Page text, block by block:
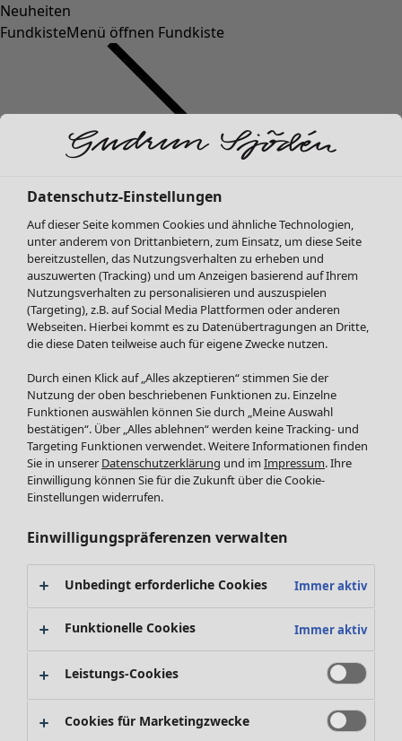
Neuheiten
FundkisteMenü öffnen Fundkiste
Alle anzeigen
Kleider
Tuniken
Blusen
Pullover & Shirts
Strickjacken
Röcke
Jacken & Mäntel
Leggings /Strumpfhosen
Accessoires
Schuhe
Bademode
SALE Zuhause
Dekoration
Teppiche
Datenschutz-Einstellungen
Auf dieser Seite kommen Cookies und ähnliche Technologien,
unter anderem von Drittanbietern, zum Einsatz, um diese Seite
bereitzustellen, das Nutzungsverhalten zu erheben und
auszuwerten (Tracking) und um Anzeigen basierend auf Ihrem
Nutzungsverhalten zu personalisieren und auszuspielen
(Targeting), z.B. auf Social Media Plattformen oder anderen
Webseiten. Hierbei kommt es zu Datenübertragungen an Dritte,
die diese Daten teilweise auch für eigene Zwecke nutzen.
Durch einen Klick auf „Alles akzeptieren“ stimmen Sie der
Nutzung der oben beschriebenen Funktionen zu. Einzelne
Funktionen auswählen können Sie durch „Meine Auswahl
bestätigen“. Über „Alles ablehnen“ werden keine Tracking- und
Targeting Funktionen verwendet. Weitere Informationen finden
Sie in unserer Datenschutzerklärung und im Impressum. Ihre
Einwilligung können Sie für die Zukunft über die Cookie-
Einstellungen widerrufen.
Einwilligungspräferenzen verwalten
Unbedingt erforderliche Cookies Immer aktiv
Funktionelle Cookies Immer aktiv
Leistungs-Cookies
Cookies für Marketingzwecke